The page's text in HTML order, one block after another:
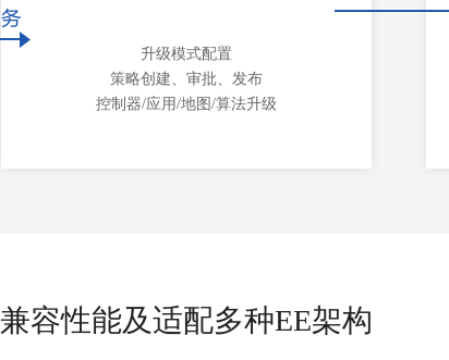
升级模式配置
策略创建、审批、发布
控制器/应用/地图/算法升级
兼容性能及适配多种EE架构